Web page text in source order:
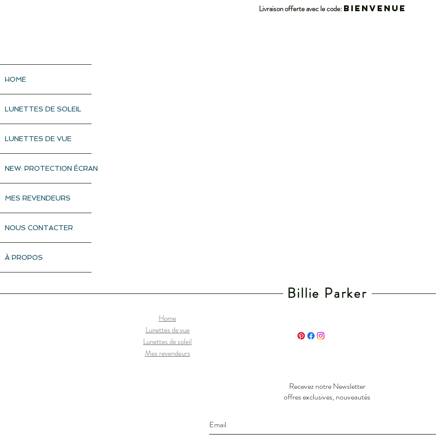
HOME
LUNETTES DE SOLEIL
LUNETTES DE VUE
NEW: PROTECTION ÉCRAN
MES REVENDEURS
NOUS CONTACTER
À PROPOS
Livraison offerte avec le code:BIENVENUE
Billie Parker
Home
Lunettes de vue
Lunettes de soleil
Mes revendeurs
Recevez notre Newsletter
offres exclusives, nouveautés